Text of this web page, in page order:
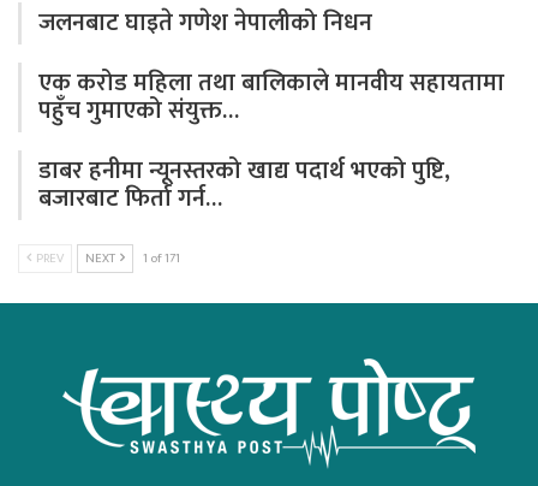
जलनबाट घाइते गणेश नेपालीको निधन
एक करोड महिला तथा बालिकाले मानवीय सहायतामा
पहुँच गुमाएको संयुक्त…
डाबर हनीमा न्यूनस्तरको खाद्य पदार्थ भएको पुष्टि,
बजारबाट फिर्ता गर्न…
PREV NEXT 1 of 171